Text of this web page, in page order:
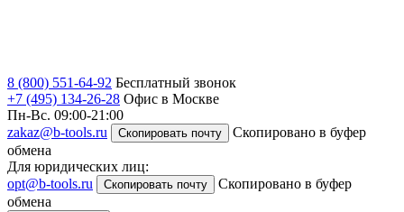
8 (800) 551-64-92 Бесплатный звонок
+7 (495) 134-26-28 Офис в Москве
Пн-Вс. 09:00-21:00
zakaz@b-tools.ru
Скопировать почту
Скопировано в буфер
обмена
Для юридических лиц:
opt@b-tools.ru
Скопировать почту
Скопировано в буфер
обмена